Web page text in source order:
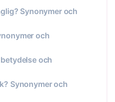
Synonymer och
och
och
Synonymer och